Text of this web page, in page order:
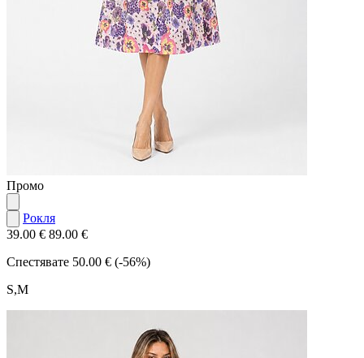
Промо
Рокля
39.00 € 89.00 €
Спестявате 50.00 € (-56%)
S,M